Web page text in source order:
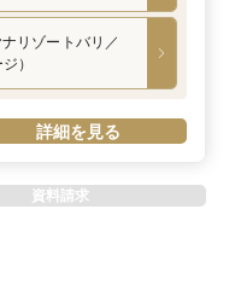
リゾートバリ／
）
詳細を見る
資料請求